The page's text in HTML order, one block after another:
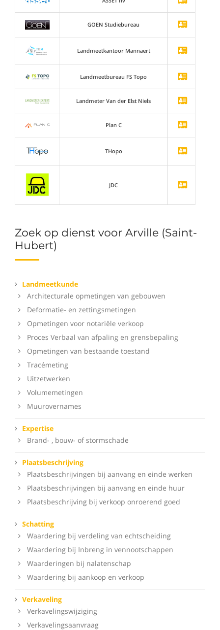
Zoek op dienst voor Arville (Saint-
Hubert)
Landmeetkunde
Architecturale opmetingen van gebouwen
Deformatie- en zettingsmetingen
Opmetingen voor notariële verkoop
Proces Verbaal van afpaling en grensbepaling
Opmetingen van bestaande toestand
Tracémeting
Uitzetwerken
Volumemetingen
Muurovernames
Expertise
Brand- , bouw- of stormschade
Plaatsbeschrijving
Plaatsbeschrijvingen bij aanvang en einde werken
Plaatsbeschrijvingen bij aanvang en einde huur
Plaatsbeschrijving bij verkoop onroerend goed
Schatting
Waardering bij verdeling van echtscheiding
Waardering bij Inbreng in vennootschappen
Waarderingen bij nalatenschap
Waardering bij aankoop en verkoop
Verkaveling
Verkavelingswijziging
Verkavelingsaanvraag
GOEN Studiebureau
Landmeetkantoor Mannaert
Landmeetbureau FS Topo
Landmeter Van der Elst Niels
Plan C
THopo
JDC